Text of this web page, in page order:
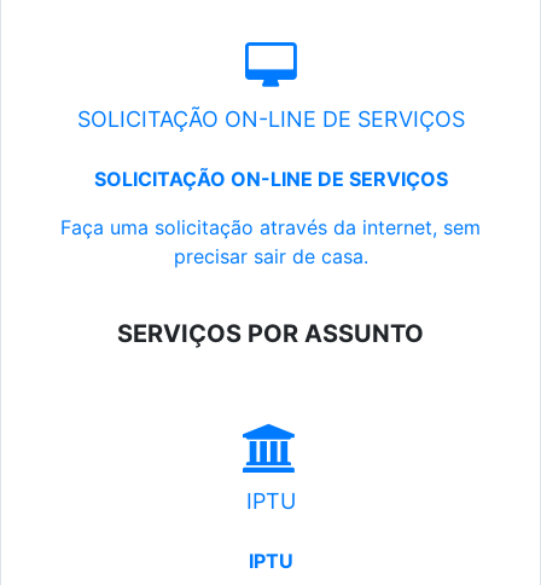
SOLICITAÇÃO ON-LINE DE SERVIÇOS
SOLICITAÇÃO ON-LINE DE SERVIÇOS
Faça uma solicitação através da internet, sem
precisar sair de casa.
SERVIÇOS POR ASSUNTO
IPTU
IPTU